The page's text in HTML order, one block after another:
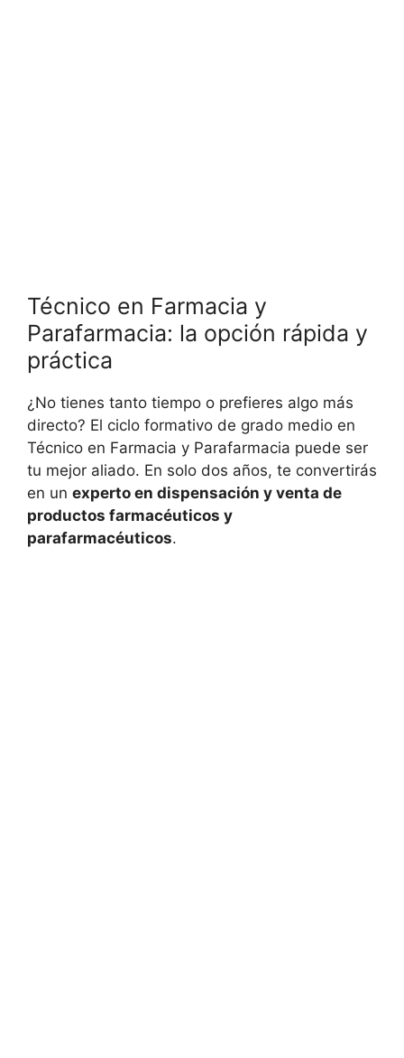
Técnico en Farmacia y
Parafarmacia: la opción rápida y
práctica
¿No tienes tanto tiempo o prefieres algo más
directo? El ciclo formativo de grado medio en
Técnico en Farmacia y Parafarmacia puede ser
tu mejor aliado. En solo dos años, te convertirás
en un experto en dispensación y venta de
productos farmacéuticos y
parafarmacéuticos.